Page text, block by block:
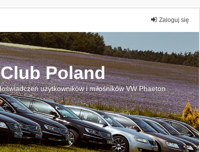
Zaloguj się
Poland
użytkowników i miłośników VW Phaeton